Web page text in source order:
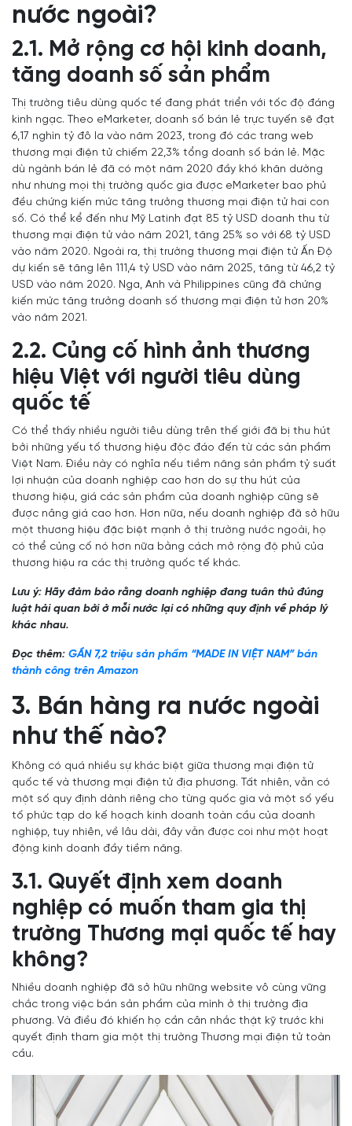
nước ngoài?
2.1. Mở rộng cơ hội kinh doanh,
tăng doanh số sản phẩm
Thị trường tiêu dùng quốc tế đang phát triển với tốc độ đáng
kinh ngạc. Theo eMarketer, doanh số bán lẻ trực tuyến sẽ đạt
6,17 nghìn tỷ đô la vào năm 2023, trong đó các trang web
thương mại điện tử chiếm 22,3% tổng doanh số bán lẻ. Mặc
dù ngành bán lẻ đã có một năm 2020 đầy khó khăn dường
như nhưng mọi thị trường quốc gia được eMarketer bao phủ
đều chứng kiến mức tăng trưởng thương mại điện tử hai con
số. Có thể kể đến như Mỹ Latinh đạt 85 tỷ USD doanh thu từ
thương mại điện tử vào năm 2021, tăng 25% so với 68 tỷ USD
vào năm 2020. Ngoài ra, thị trường thương mại điện tử Ấn Độ
dự kiến sẽ tăng lên 111,4 tỷ USD vào năm 2025, tăng từ 46,2 tỷ
USD vào năm 2020. Nga, Anh và Philippines cũng đã chứng
kiến mức tăng trưởng doanh số thương mại điện tử hơn 20%
vào năm 2021.
2.2. Củng cố hình ảnh thương
hiệu Việt với người tiêu dùng
quốc tế
Có thể thấy nhiều người tiêu dùng trên thế giới đã bị thu hút
bởi những yếu tố thương hiệu độc đáo đến từ các sản phẩm
Việt Nam. Điều này có nghĩa nếu tiềm năng sản phẩm tỷ suất
lợi nhuận của doanh nghiệp cao hơn do sự thu hút của
thương hiệu, giá các sản phẩm của doanh nghiệp cũng sẽ
được nâng giá cao hơn. Hơn nữa, nếu doanh nghiệp đã sở hữu
một thương hiệu đặc biệt mạnh ở thị trường nước ngoài, họ
có thể củng cố nó hơn nữa bằng cách mở rộng độ phủ của
thương hiệu ra các thị trường quốc tế khác.
Lưu ý: Hãy đảm bảo rằng doanh nghiệp đang tuân thủ đúng
luật hải quan bởi ở mỗi nước lại có những quy định về pháp lý
khác nhau.
Đọc thêm: GẦN 7,2 triệu sản phẩm “MADE IN VIỆT NAM” bán
thành công trên Amazon
3. Bán hàng ra nước ngoài
như thế nào?
Không có quá nhiều sự khác biệt giữa thương mại điện tử
quốc tế và thương mại điện tử địa phương. Tất nhiên, vẫn có
một số quy định dành riêng cho từng quốc gia và một số yếu
tố phức tạp do kế hoạch kinh doanh toàn cầu của doanh
nghiệp, tuy nhiên, về lâu dài, đây vẫn được coi như một hoạt
động kinh doanh đầy tiềm năng.
3.1. Quyết định xem doanh
nghiệp có muốn tham gia thị
trường Thương mại quốc tế hay
không?
Nhiều doanh nghiệp đã sở hữu những website vô cùng vững
chắc trong việc bán sản phẩm của mình ở thị trường địa
phương. Và điều đó khiến họ cần cân nhắc thật kỹ trước khi
quyết định tham gia một thị trường Thương mại điện tử toàn
cầu.